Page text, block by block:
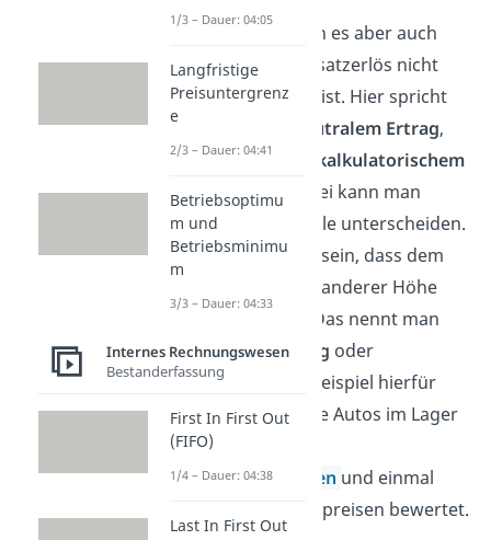
Zum anderen kann es aber auch
sein, dass der Umsatzerlös nicht
gleich dem Ertrag ist. Hier spricht
man dann von
neutralem Ertrag,
beziehungsweise
kalkulatorischem
Umsatzerlös. Dabei kann man
wiederum zwei Fälle unterscheiden.
Es kann durchaus sein, dass dem
Ertrag ein Erlös in anderer Höhe
gegenübersteht. Das nennt man
dannAndersertrag oder
Anderserlös.
Ein Beispiel hierfür
wäre, dass man die Autos im Lager
einmal extern zu
Herstellungskosten und einmal
intern zu Verkaufspreisen bewertet.
1/3 – Dauer: 04:05
Langfristige
Preisuntergrenz
e
2/3 – Dauer: 04:41
Betriebsoptimu
m und
Betriebsminimu
m
3/3 – Dauer: 04:33
Internes Rechnungswesen
Bestanderfassung
First In First Out
(FIFO)
1/4 – Dauer: 04:38
Last In First Out